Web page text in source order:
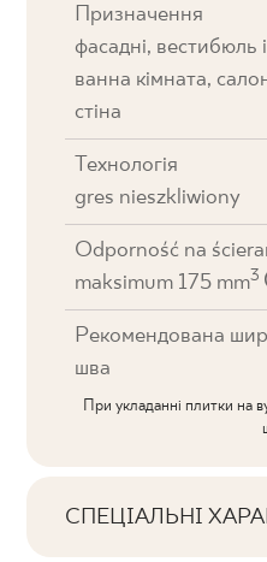
Призначення
фасадні, вестибюль
ванна кімната,
стіна
Технологія
gres nieszkliwiony
Odporność na
maksimum 175 mm3
Рекомендована
шва
При укладанні плитки на
СПЕЦІАЛЬНІ